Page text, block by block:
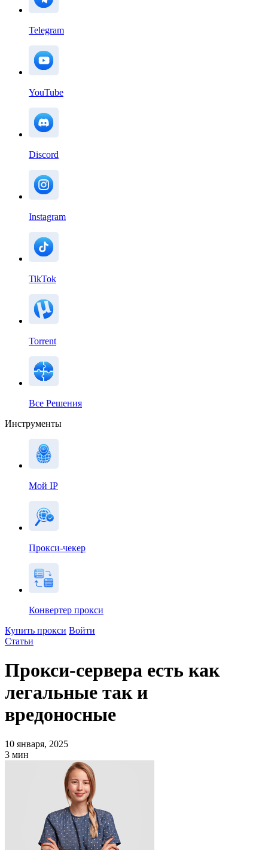
Telegram
YouTube
Discord
Instagram
TikTok
Torrent
Все Решения
Инструменты
Мой IP
Прокси-чекер
Конвертер прокси
Купить прокси Войти
Статьи
Прокси-сервера есть как
легальные так и
вредоносные
10 января, 2025
3 мин